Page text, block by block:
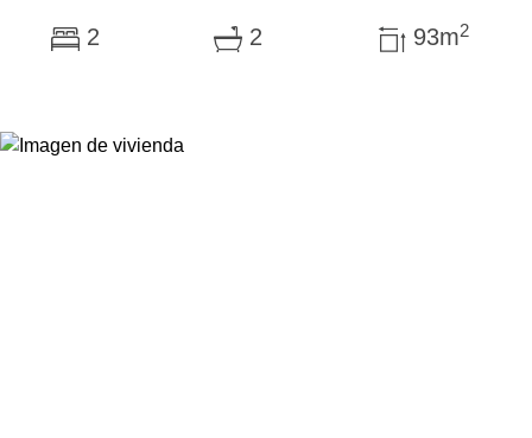
2 2 93m2